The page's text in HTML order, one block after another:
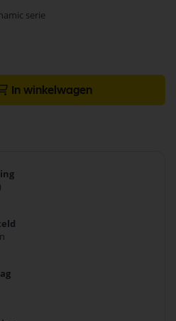
serie
In winkelwagen